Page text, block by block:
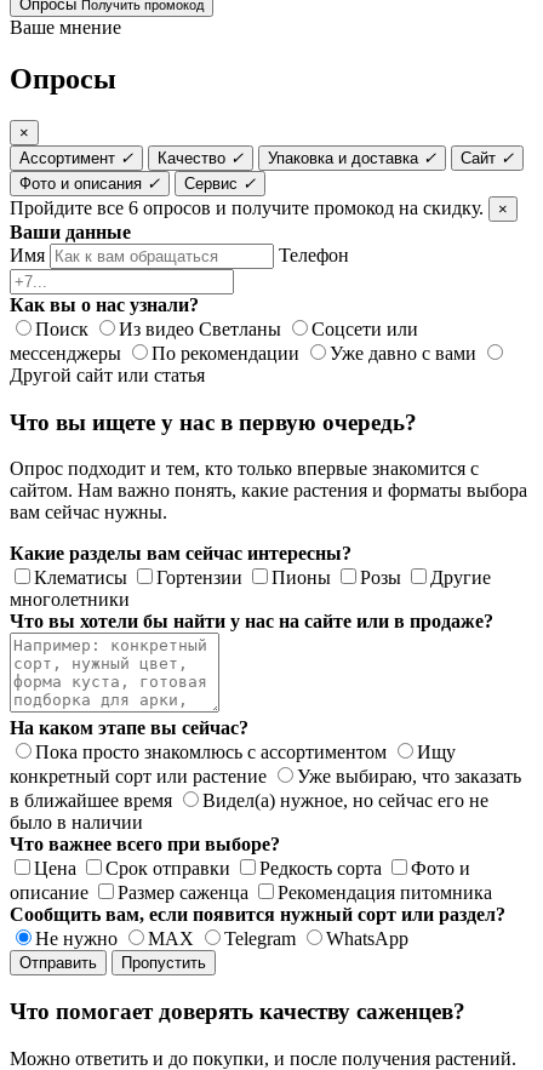
Опросы Получить промокод
Ваше мнение
Опросы
×
Ассортимент ✓ Качество ✓ Упаковка и доставка ✓ Сайт ✓
Фото и описания ✓ Сервис ✓
Пройдите все 6 опросов и получите промокод на скидку. ×
Ваши данные
Имя
Телефон
Как вы о нас узнали?
Поиск
Из видео Светланы
Соцсети или
мессенджеры
По рекомендации
Уже давно с вами
Другой сайт или статья
Что вы ищете у нас в первую очередь?
Опрос подходит и тем, кто только впервые знакомится с
сайтом. Нам важно понять, какие растения и форматы выбора
вам сейчас нужны.
Какие разделы вам сейчас интересны?
Клематисы
Гортензии Пионы Розы
Другие
многолетники
Что вы хотели бы найти у нас на сайте или в продаже?
На каком этапе вы сейчас?
Пока просто знакомлюсь с ассортиментом
Ищу
конкретный сорт или растение
Уже выбираю, что заказать
в ближайшее время
Видел(а) нужное, но сейчас его не
было в наличии
Что важнее всего при выборе?
Цена
Срок отправки Редкость сорта
Фото и
описание
Размер саженца
Рекомендация питомника
Сообщить вам, если появится нужный сорт или раздел?
Не нужно
MAX Telegram WhatsApp
Отправить Пропустить
Что помогает доверять качеству саженцев?
Можно ответить и до покупки, и после получения растений.